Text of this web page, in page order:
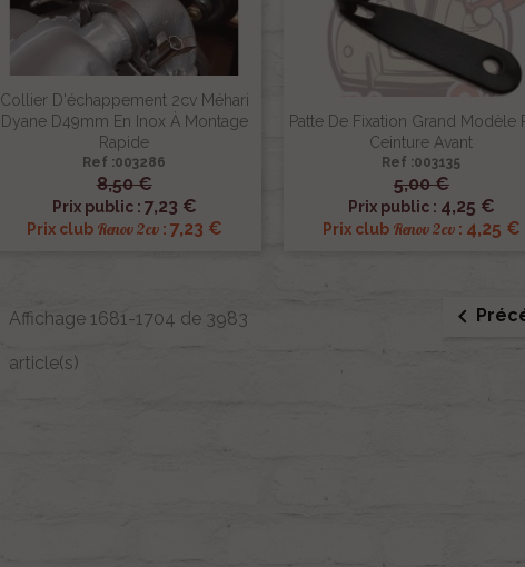
Collier D'échappement 2cv Méhari
Dyane D49mm En Inox À Montage
Rapide
Ref :003286
8,50 €
Prix public : 7,23 €
Prix club Renov 2cv: 7,23 €
 Aperçu rapide
Patte De Fixation Grand Modèle
Ceinture Avant
Ref :003135
5,00 €
Prix public : 4,25 €
Prix club Renov 2cv: 4,25 €
 Aperçu rapide
Affichage 1681-1704 de 3983
article(s)
